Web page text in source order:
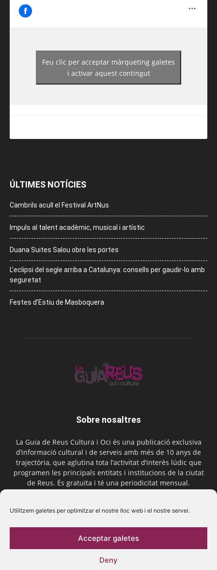
Utilitzem galetes per optimitzar el nostre lloc web i el nostre servei.
Acceptar galetes
Deny
https://www.facebook.com/guiadereus/
Feu clic per acceptar màrqueting galetes
i activar aquest contingut
ÚLTIMES NOTÍCIES
Cambrils acull el Festival ArtNus
Impuls al talent acadèmic, musical i artístic
Duana Suites Salou obre les portes
L’eclipsi del segle arriba a Catalunya: consells per gaudir-lo amb
seguretat
Festes d’Estiu de Masboquera
Sobre nosaltres
La Guia de Reus Cultura i Oci és una publicació exclusiva
d’informació cultural i de serveis amb més de 10 anys de
trajectòria, que aglutina tota l’activitat d’interès lúdic que
programen les principals entitats i institucions de la ciutat
de Reus. És gratuïta i té una periodicitat mensual.
Segueix-nos